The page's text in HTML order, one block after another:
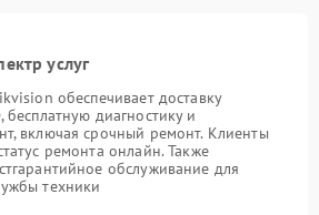
услуг
обеспечивает доставку
диагностику и
включая срочный ремонт. Клиенты
ремонта онлайн. Также
обслуживание для
техники